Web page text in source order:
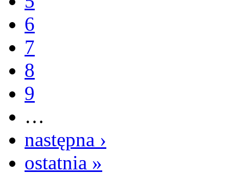
6
7
8
9
…
następna ›
ostatnia »